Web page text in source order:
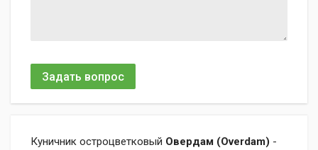
Задать вопрос
Куничник остроцветковый Овердам (Overdam) -